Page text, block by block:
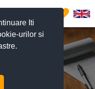
Iti
urilor si
0